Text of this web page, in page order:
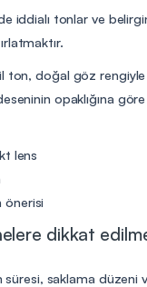
iddialı tonlar ve
ton, doğal göz
opaklığına
lens
önerisi
dikkat
süresi, saklama